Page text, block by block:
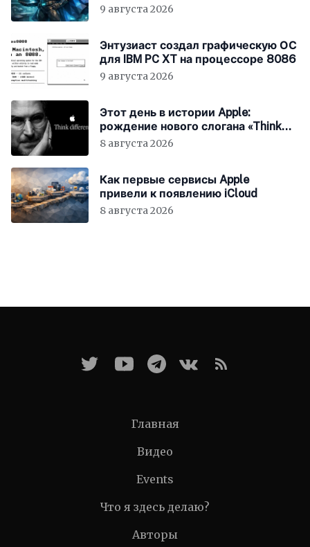
9 августа 2026
Энтузиаст создал графическую ОС
для IBM PC XT на процессоре 8086
9 августа 2026
Этот день в истории Apple:
рождение нового слогана «Think
Different»
8 августа 2026
Как первые сервисы Apple
привели к появлению iCloud
8 августа 2026
Главная
Видео
Events
Что я здесь делаю?
Авторы